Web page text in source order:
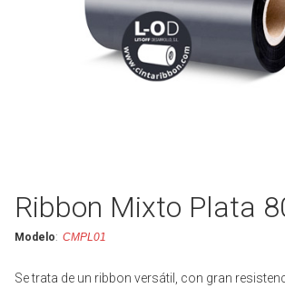
Ribbon Mixto Plata
Modelo: CMPL01
Se trata de un ribbon versátil, con gran